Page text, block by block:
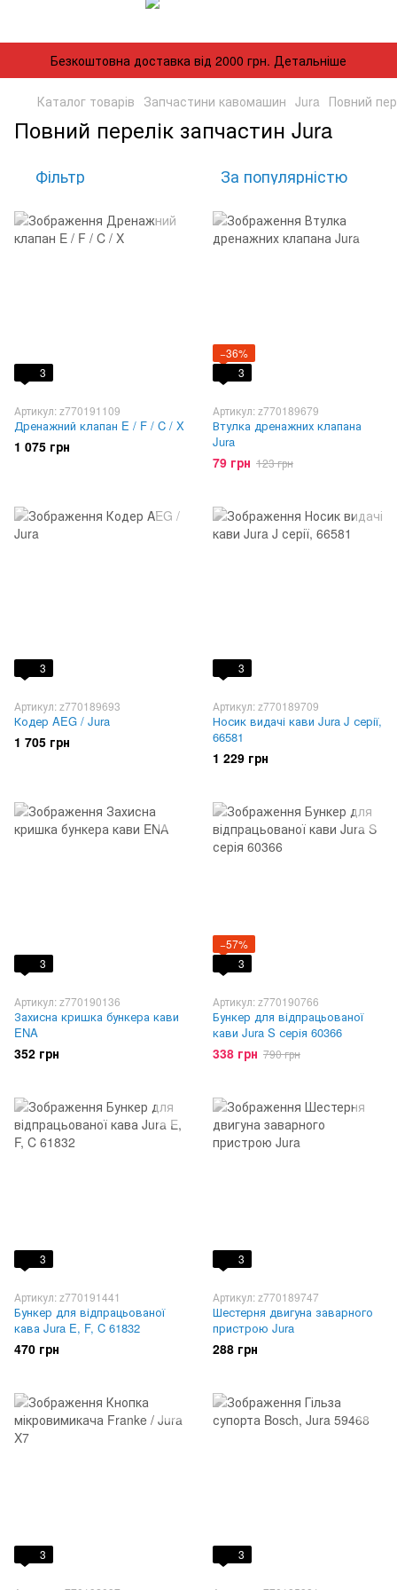
Безкоштовна доставка від 2000 грн. Детальніше
Каталог товарів Запчастини кавомашин Jura Повний
Повний перелік запчастин Jura
Фільтр За популярністю
3
Артикул: z770191109
Дренажний клапан E / F / C / X
1 075 грн
−36%
3
Артикул: z770189679
Втулка дренажних клапана
Jura
79 грн 123 грн
3
Артикул: z770189693
Кодер AEG / Jura
1 705 грн
3
Артикул: z770189709
Носик видачі кави Jura J серії,
66581
1 229 грн
3
Артикул: z770190136
Захисна кришка бункера кави
ENA
352 грн
−57%
3
Артикул: z770190766
Бункер для відпрацьованої
кави Jura S серія 60366
338 грн 790 грн
3
Артикул: z770191441
Бункер для відпрацьованої
кава Jura E, F, C 61832
470 грн
3
Артикул: z770189747
Шестерня двигуна заварного
пристрою Jura
288 грн
3 3